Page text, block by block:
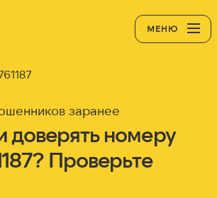
МЕНЮ
заранее
номеру
Проверьте